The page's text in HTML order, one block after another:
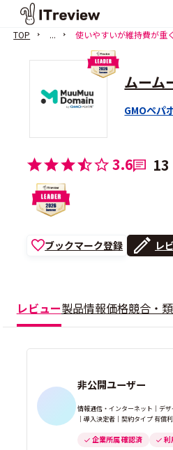
TOP ... 使いやすいが維持費が重
ムーム
GMOペパ
3.6 13
ブックマーク登録 レ
レビュー製品情報価格競合・
非公開ユーザー
情報通信・インターネット｜デ
｜導入決定者｜契約タイプ 有償
企業所属 確認済 利